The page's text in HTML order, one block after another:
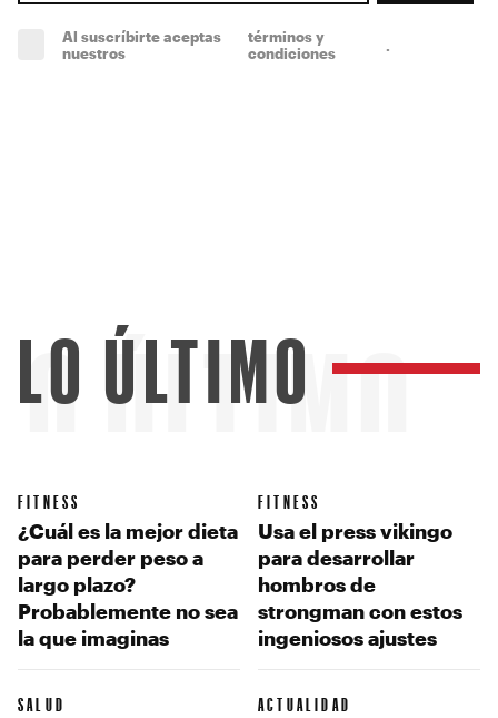
Al suscríbirte aceptas
nuestros
términos y
condiciones
ÚLTIMO
LO ÚLTIMO
FITNESS
¿Cuál es la mejor dieta
para perder peso a
largo plazo?
Probablemente no sea
la que imaginas
FITNESS
Usa el press vikingo
para desarrollar
hombros de
strongman con estos
ingeniosos ajustes
SALUD ACTUALIDAD